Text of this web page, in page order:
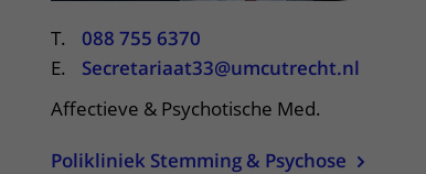
T.
088 755 6370
E.
Secretariaat33@umcutrecht.nl
Affectieve & Psychotische Med.
Polikliniek Stemming & Psychose